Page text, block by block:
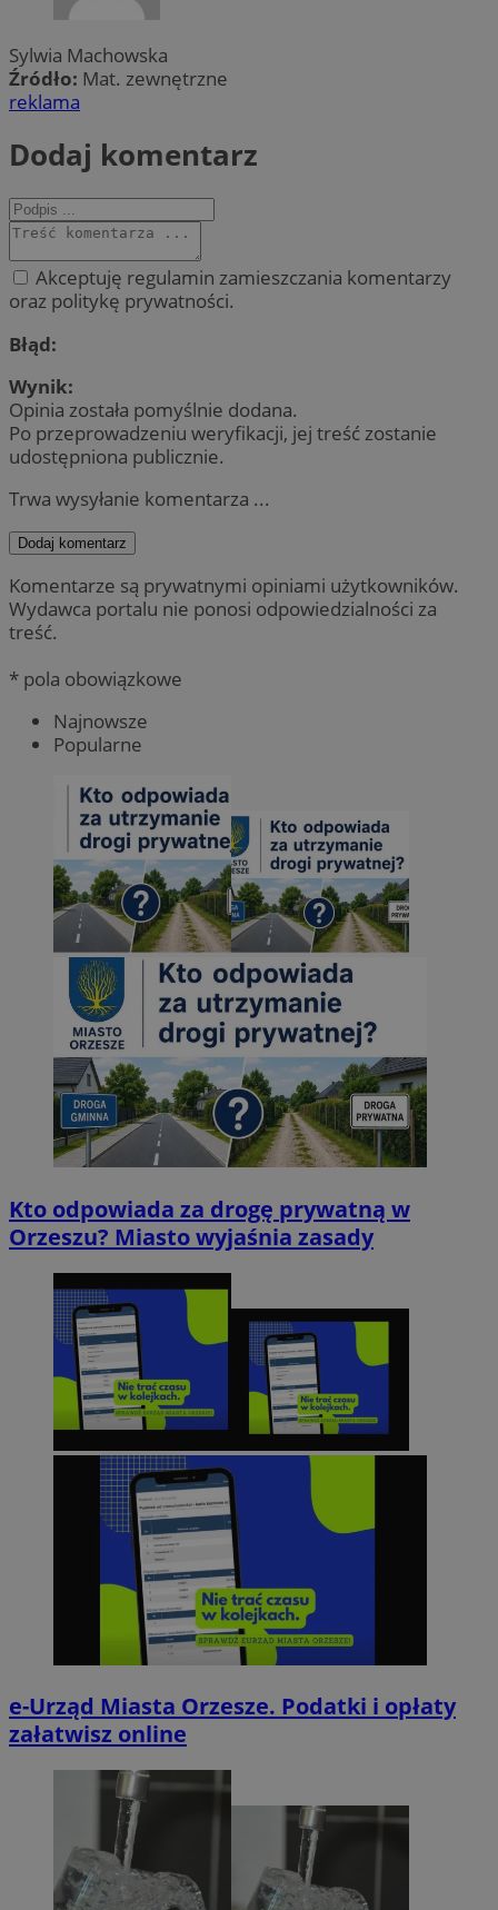
Sylwia Machowska
Źródło: Mat. zewnętrzne
reklama
Dodaj komentarz
Akceptuję regulamin zamieszczania komentarzy
oraz politykę prywatności.
Błąd:
Wynik:
Opinia została pomyślnie dodana.
Po przeprowadzeniu weryfikacji, jej treść zostanie
udostępniona publicznie.
Trwa wysyłanie komentarza ...
Dodaj komentarz
Komentarze są prywatnymi opiniami użytkowników.
Wydawca portalu nie ponosi odpowiedzialności za
treść.
* pola obowiązkowe
Najnowsze
Popularne
Kto odpowiada za drogę prywatną w
Orzeszu? Miasto wyjaśnia zasady
e-Urząd Miasta Orzesze. Podatki i opłaty
załatwisz online